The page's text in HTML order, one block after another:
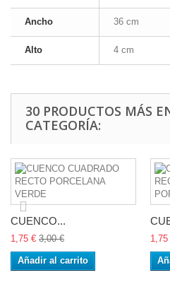
Ancho 36 cm
Alto 4 cm
30 PRODUCTOS MÁS
CATEGORÍA:
CUENCO...
1,75 € 3,00 €
Añadir al carrito
1,75